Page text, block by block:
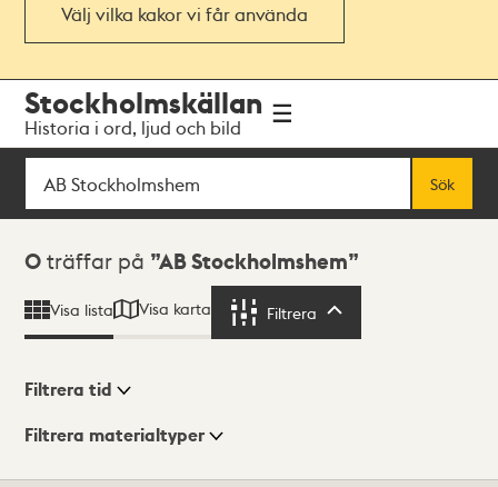
Välj vilka kakor vi får använda
navigationen
huvudinnehållet
Stockholmskällan
Historia i ord, ljud och bild
Sök
Sök
Sökresultat
0 träffar på AB Stockholmshem
Visa lista Visa karta Filtrera
Visningsläge
Filtrera tid
Filtrera materialtyper